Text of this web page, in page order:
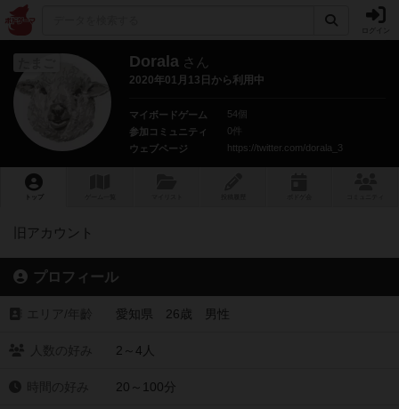
Dorala さん
2020年01月13日から利用中
マイボードゲーム
54個
参加コミュニティ
0件
ウェブページ
https://twitter.com/dorala_3
トップ
旧アカウント
プロフィール
愛知県 26歳 男性
2～4人
20～100分